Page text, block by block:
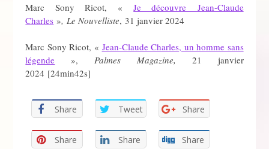
Marc Sony Ricot, «Je découvre Jean-Claude
Charles », Le Nouvelliste, 31 janvier 2024
Marc Sony Ricot, « Jean-Claude Charles, un homme sans
légende »,Palmes Magazine,21 janvier
2024 [24min42s]
Share Tweet Share
Share Share Share